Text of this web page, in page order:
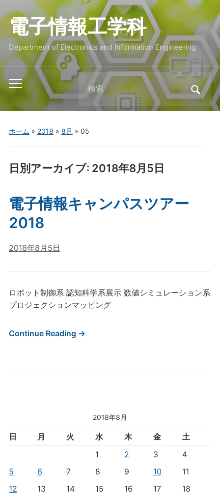
電子情報工学科
Department of Electronics and Information Engineering
Toggle
mobile
menu
Search
for:
ホーム » 2018 » 8月 » 05
日別アーカイブ: 2018年8月5日
2018年8月
日 月 火 水 木 金
土
1
2 3
4
5
6 7 8 9 10
11
12
13 14 15 16 17
18
電子情報キャンパスツアー
2018
2018年8月5日
ロボット制御系 認知科学系展示 数値シミュレーション系
プロジェクションマッピング
Continue Reading →